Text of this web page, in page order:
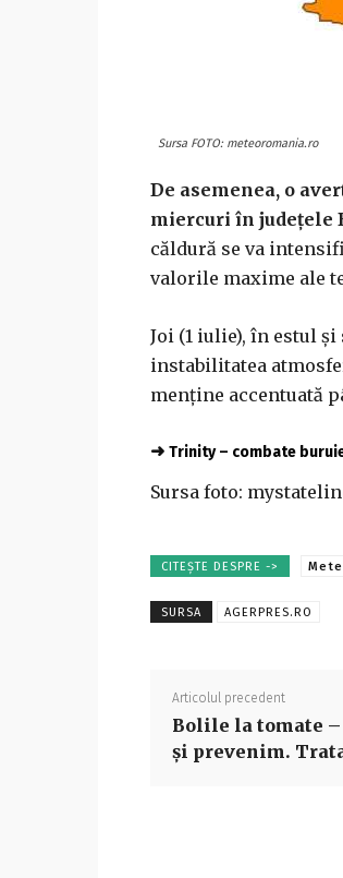
Sursa FOTO: meteoromania.ro
De asemenea, o
miercuri în judeţele
căldură se va
valorile maxime ale
Joi (1 iulie), în estul
instabilitatea
menţine accentuată
➜ Trinity – combate
Sursa foto:
CITEȘTE DESPRE ->
SURSA AGERPRES.RO
Articolul precedent
Bolile la tomate
și prevenim.